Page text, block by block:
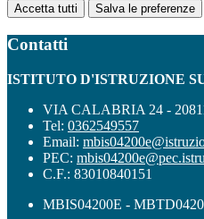
Accetta tutti Salva le preferenze
Contatti
ISTITUTO D'ISTRUZIONE
VIA CALABRIA 24 -
Tel: 0362549557
Email:
PEC:
C.F.: 83010840151
MBIS04200E -